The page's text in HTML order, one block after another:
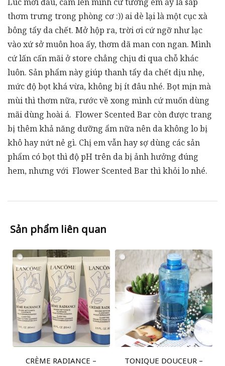
thơm trưng trong phòng cơ :)) ai dè lại là một cục xà
bông tẩy da chết. Mở hộp ra, trời ơi cứ ngỡ như lạc
vào xứ sở muôn hoa ấy, thơm dã man con ngan. Mình
cứ lấn cấn mãi ở store chẳng chịu đi qua chỗ khác
luôn. Sản phẩm này giúp thanh tẩy da chết dịu nhẹ,
mức độ bọt khá vừa, không bị ít đâu nhé. Bọt mịn mà
mùi thì thơm nữa, rước về xong mình cứ muốn dùng
mãi dùng hoài á. Flower Scented Bar còn được trang
bị thêm khả năng dưỡng ẩm nữa nên da không lo bị
khô hay nứt nẻ gì. Chị em vẫn hay sợ dùng các sản
phẩm có bọt thì độ pH trên da bị ảnh hưởng đúng
hem, nhưng với Flower Scented Bar thì khỏi lo nhé.
Sản phẩm liên quan
CRÈME RADIANCE –
TONIQUE DOUCEUR –